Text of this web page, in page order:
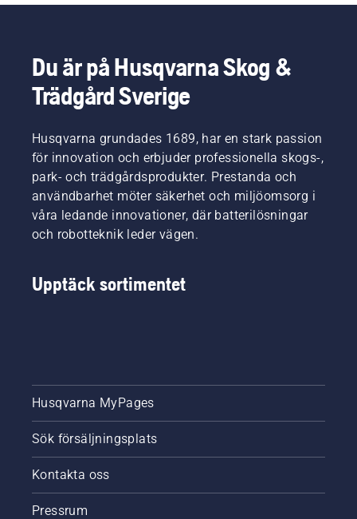
Du är på Husqvarna Skog &
Trädgård Sverige
Husqvarna grundades 1689, har en stark passion
för innovation och erbjuder professionella skogs-,
park- och trädgårdsprodukter. Prestanda och
användbarhet möter säkerhet och miljöomsorg i
våra ledande innovationer, där batterilösningar
och robotteknik leder vägen.
Upptäck sortimentet
Husqvarna MyPages
Sök försäljningsplats
Kontakta oss
Pressrum